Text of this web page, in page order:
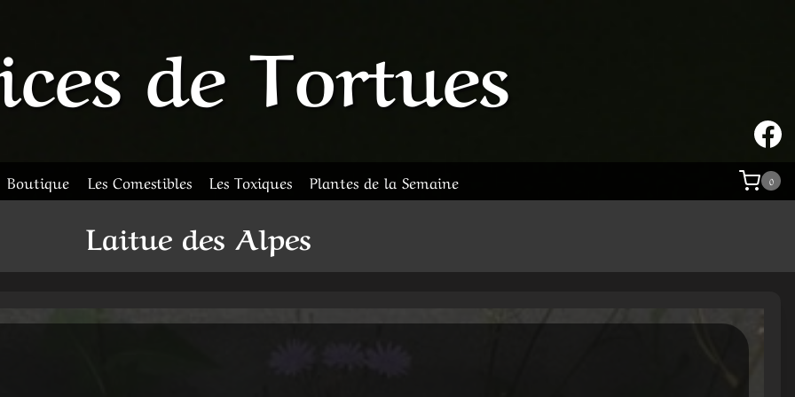
de Tortues
Boutique Les Comestibles Les Toxiques Plantes de la Semaine 0
Laitue des Alpes